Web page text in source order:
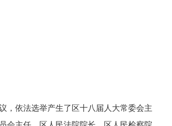
，依法选举产生了区十八届人大常委会主